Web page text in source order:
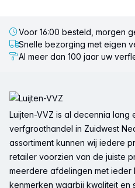
Voor 16:00 besteld, morgen
Snelle bezorging met eigen
Al meer dan 100 jaar uw
Luijten-VVZ is al decennia
verfgroothandel in Zuidwest
assortiment kunnen wij iedere
retailer voorzien van de juiste
meerdere afdelingen met ieder
kenmerken waarbij kwaliteit en